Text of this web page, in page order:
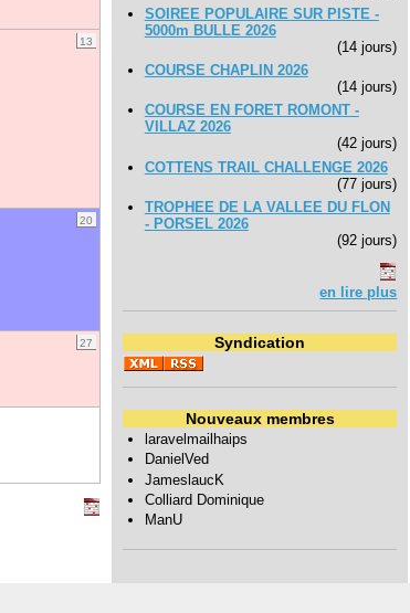
13
20
27
SOIREE POPULAIRE SUR PISTE -
5000m BULLE 2026
(14 jours)
COURSE CHAPLIN 2026
(14 jours)
COURSE EN FORET ROMONT -
VILLAZ 2026
(42 jours)
COTTENS TRAIL CHALLENGE 2026
(77 jours)
TROPHEE DE LA VALLEE DU FLON
- PORSEL 2026
(92 jours)
en lire plus
Syndication
Nouveaux membres
laravelmailhaips
DanielVed
JameslaucK
Colliard Dominique
ManU